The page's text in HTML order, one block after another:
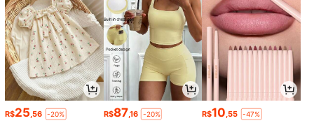
R$25 ,56 -20% R$87,16 -20% R$10 ,55 -47%